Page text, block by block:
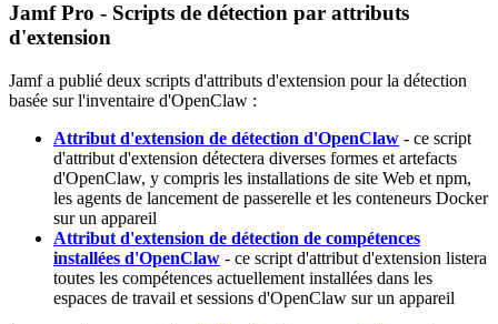
Jamf Pro - Scripts de détection par attributs
d'extension
Jamf a publié deux scripts d'attributs d'extension pour la détection
basée sur l'inventaire d'OpenClaw :
Attribut d'extension de détection d'OpenClaw - ce script
d'attribut d'extension détectera diverses formes et artefacts
d'OpenClaw, y compris les installations de site Web et npm,
les agents de lancement de passerelle et les conteneurs Docker
sur un appareil
Attribut d'extension de détection de compétences
installées d'OpenClaw - ce script d'attribut d'extension listera
toutes les compétences actuellement installées dans les
espaces de travail et sessions d'OpenClaw sur un appareil